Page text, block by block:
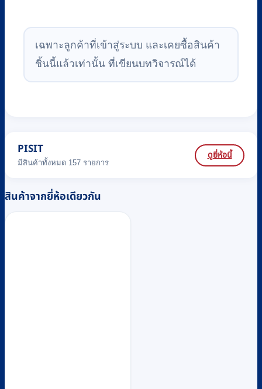
เฉพาะลูกค้าที่เข้าสู่ระบบ และเคยซื้อสินค้า
ชิ้นนี้แล้วเท่านั้น ที่เขียนบทวิจารณ์ได้
PISIT
มีสินค้าทั้งหมด 157 รายการ
ดูยี่ห้อนี้
สินค้าจากยี่ห้อเดียวกัน